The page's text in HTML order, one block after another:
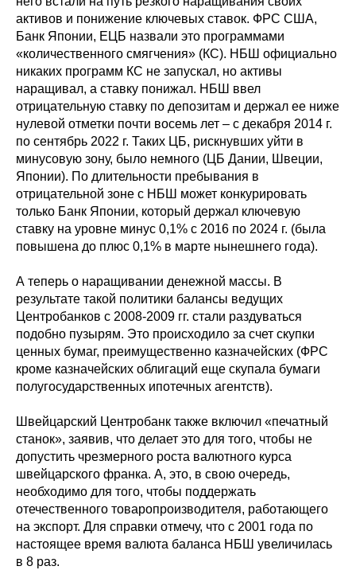
активов и понижение ключевых ставок. ФРС США,
Банк Японии, ЕЦБ назвали это программами
«количественного смягчения» (КС). НБШ официально
никаких программ КС не запускал, но активы
наращивал, а ставку понижал. НБШ ввел
отрицательную ставку по депозитам и держал ее ниже
нулевой отметки почти восемь лет – с декабря 2014 г.
по сентябрь 2022 г. Таких ЦБ, рискнувших уйти в
минусовую зону, было немного (ЦБ Дании, Швеции,
Японии). По длительности пребывания в
отрицательной зоне с НБШ может конкурировать
только Банк Японии, который держал ключевую
ставку на уровне минус 0,1% с 2016 по 2024 г. (была
повышена до плюс 0,1% в марте нынешнего года).
А теперь о наращивании денежной массы. В
результате такой политики балансы ведущих
Центробанков с 2008-2009 гг. стали раздуваться
подобно пузырям. Это происходило за счет скупки
ценных бумаг, преимущественно казначейских (ФРС
кроме казначейских облигаций еще скупала бумаги
полугосударственных ипотечных агентств).
Швейцарский Центробанк также включил «печатный
станок», заявив, что делает это для того, чтобы не
допустить чрезмерного роста валютного курса
швейцарского франка. А, это, в свою очередь,
необходимо для того, чтобы поддержать
отечественного товаропроизводителя, работающего
на экспорт. Для справки отмечу, что с 2001 года по
настоящее время валюта баланса НБШ увеличилась
в 8 раз.